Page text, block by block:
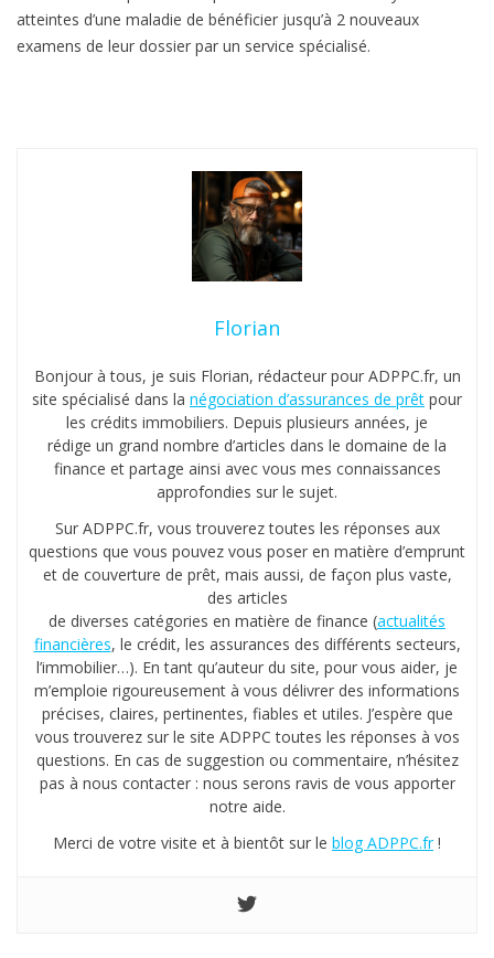
atteintes d’une maladie de bénéficier jusqu’à 2 nouveaux
examens de leur dossier par un service spécialisé.
Florian
Bonjour à tous, je suis Florian, rédacteur pour ADPPC.fr, un
site spécialisé dans la négociation d’assurances de prêt pour
les crédits immobiliers. Depuis plusieurs années, je
rédige un grand nombre d’articles dans le domaine de la
finance et partage ainsi avec vous mes connaissances
approfondies sur le sujet.
Sur ADPPC.fr, vous trouverez toutes les réponses aux
questions que vous pouvez vous poser en matière d’emprunt
et de couverture de prêt, mais aussi, de façon plus vaste,
des articles
de diverses catégories en matière de finance (actualités
financières, le crédit, les assurances des différents secteurs,
l’immobilier…). En tant qu’auteur du site, pour vous aider, je
m’emploie rigoureusement à vous délivrer des informations
précises, claires, pertinentes, fiables et utiles. J’espère que
vous trouverez sur le site ADPPC toutes les réponses à vos
questions. En cas de suggestion ou commentaire, n’hésitez
pas à nous contacter : nous serons ravis de vous apporter
notre aide.
Merci de votre visite et à bientôt sur le blog ADPPC.fr!